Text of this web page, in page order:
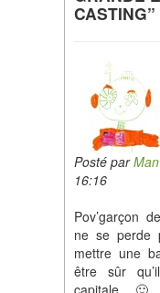
CASTING”
Posté parMan
16:16
Pov’garçon
ne se perde
mettre une
être sûr
capitale… 🙂